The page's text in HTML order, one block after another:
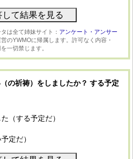
は全て姉妹サイト： アンケート・アンサー
のYWMOに帰属します。許可なく内容・
一切禁じます。
の祈祷）をしましたか？ する予定
（する予定だ）
定だ）